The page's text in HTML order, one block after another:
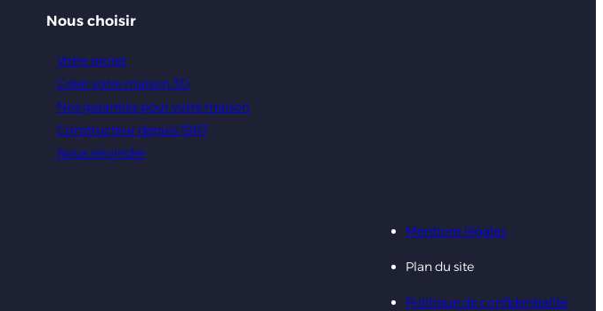
Nous choisir
Votre projet
Créer votre maison 3D
Nos garanties pour votre maison
Constructeur depuis 1987
Nous rejoindre
Mentions légales
Plan du site
Politique de confidentialité